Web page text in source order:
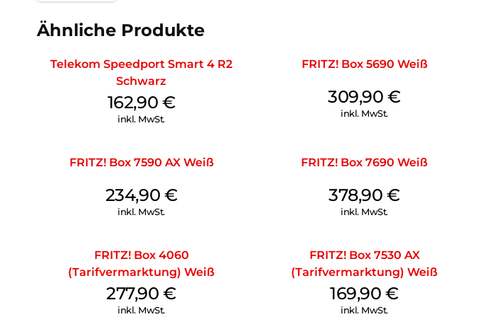
Ähnliche Produkte
Telekom Speedport Smart 4 R2
Schwarz
162,90 €
inkl. MwSt.
FRITZ! Box 5690 Weiß
309,90€
inkl. MwSt.
FRITZ! Box 7590 AX Weiß
234,90 €
inkl. MwSt.
FRITZ! Box 7690 Weiß
378,90€
inkl. MwSt.
FRITZ! Box 4060
(Tarifvermarktung) Weiß
277,90€
inkl. MwSt.
FRITZ! Box 7530 AX
(Tarifvermarktung) Weiß
169,90€
inkl. MwSt.